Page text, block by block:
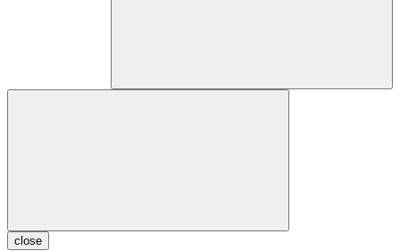
close